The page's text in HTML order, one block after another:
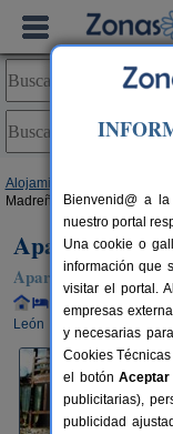
Alojamientos
Madreñas Rojas
Apartamentos
Apartamentos
Alquiler completo y
León
Bienvenid@ a
nuestro portal
Una cookie o
información que
visitar el portal.
empresas
y necesarias
Cookies
el botónAceptar
publicitarias),
publicidad